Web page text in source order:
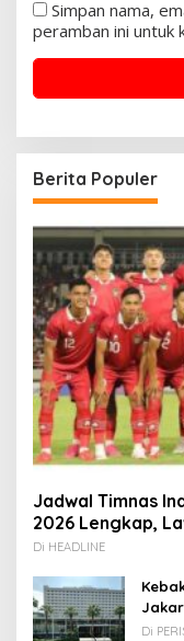
Simpan nama,
peramban ini untuk
Berita Populer
Jadwal Timnas
2026 Lengkap,
Di HEADLINE
Di